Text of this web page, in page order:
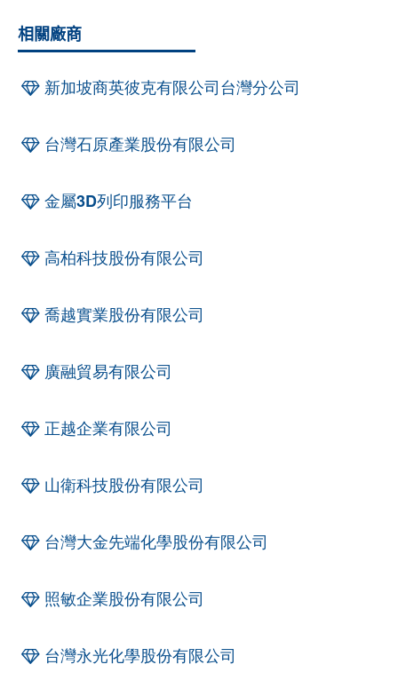
相關廠商
新加坡商英彼克有限公司台灣分公司
台灣石原產業股份有限公司
金屬3D列印服務平台
高柏科技股份有限公司
喬越實業股份有限公司
廣融貿易有限公司
正越企業有限公司
山衛科技股份有限公司
台灣大金先端化學股份有限公司
照敏企業股份有限公司
台灣永光化學股份有限公司